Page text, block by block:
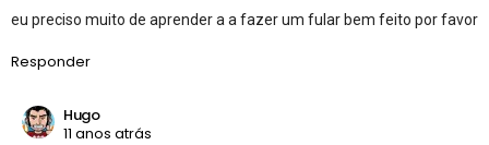
eu preciso muito de aprender a a fazer um fular bem feito por favor
Responder
Hugo
11 anos atrás